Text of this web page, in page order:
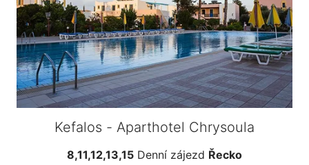
Kefalos - Aparthotel Chrysoula
8,11,12,13,15 Denní zájezd Řecko